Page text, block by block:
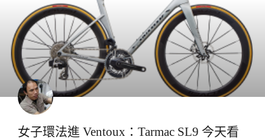
女子環法進 Ventoux：Tarmac SL9 今天看